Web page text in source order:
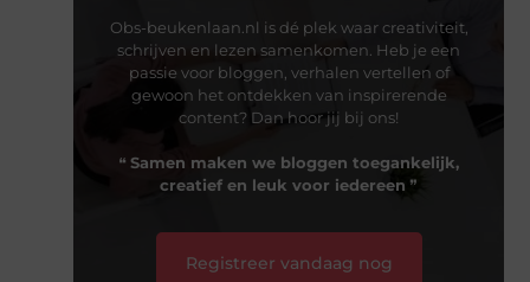
Obs-beukenlaan.nl is dé plek waar creativiteit,
schrijven en lezen samenkomen. Heb je een
passie voor bloggen, verhalen vertellen of
gewoon het ontdekken van inspirerende
content? Dan hoor jij bij ons!
❝ Samen maken we bloggen toegankelijk,
creatief en leuk voor iedereen ❞
Registreer vandaag nog